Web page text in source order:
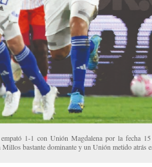
1-1 con Unión Magdalena por la fecha
Millos bastante dominante y un Unión metido atrás